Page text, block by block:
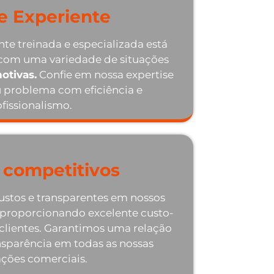
Experiente
treinada e especializada está
uma variedade de situações
Confie em nossa expertise
problema com eficiência e
competitivos
e transparentes em nossos
excelente custo-
Garantimos uma relação
em todas as nossas
comerciais.